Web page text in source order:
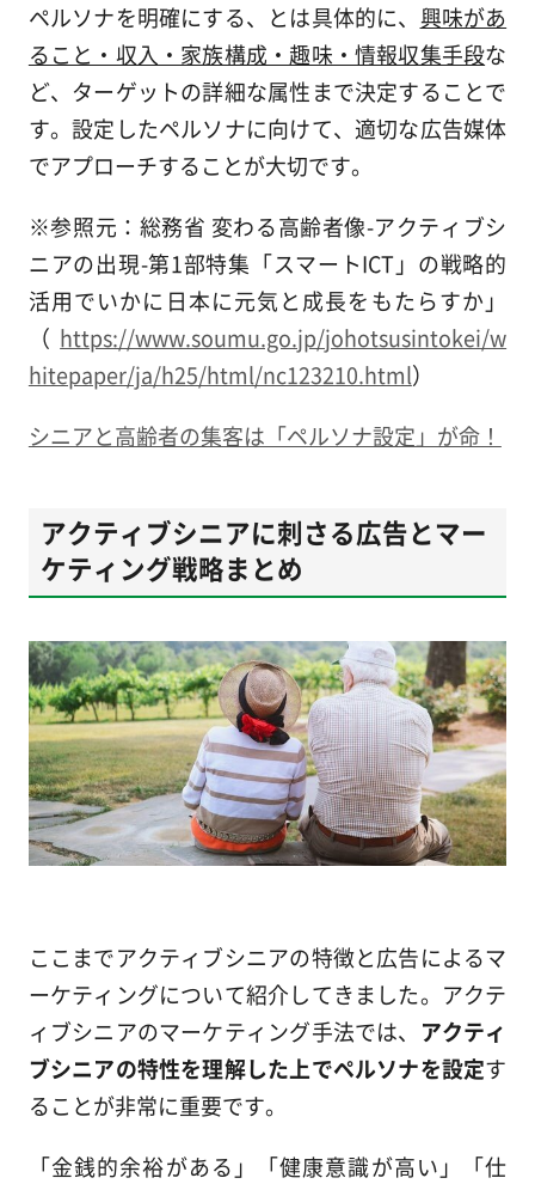
ペルソナを明確にする、とは具体的に、 興味があ
ること・収入・家族構成・趣味・情報収集手段な
ど、ターゲットの詳細な属性まで決定することで
す。設定したペルソナに向けて、適切な広告媒体
でアプローチすることが大切です。
※参照元：総務省 変わる高齢者像-アクティブシ
ニアの出現-第1部特集「スマートICT」の戦略的
活用でいかに日本に元気と成長をもたらすか」
（ https://www.soumu.go.jp/johotsusintokei/w
hitepaper/ja/h25/html/nc123210.html）
シニアと高齢者の集客は「ペルソナ設定」が命！
アクティブシニアに刺さる広告とマー
ケティング戦略まとめ
ここまでアクティブシニアの特徴と広告によるマ
ーケティングについて紹介してきました。アクテ
ィブシニアのマーケティング手法では、 アクティ
ブシニアの特性を理解した上でペルソナを設定す
ることが非常に重要です。
「金銭的余裕がある」「健康意識が高い」「仕